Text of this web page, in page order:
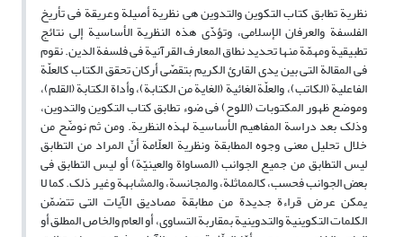
نظریة تطابق کتاب التکوین والتدوین هی نظریة أصیلة وعریقة فی تأریخ
الفلسفة والعرفان الإسلامی، وتؤدّی هذه النظریة الأساسیة إلى نتائج
تطبیقیة ومهمّة منها تحدید نطاق المعارف القرآنیة فی فلسفة الدین. نقوم
فی المقالة التی بین یدی القارئ الکریم بتقصّی أرکان تحقق الکتاب کالعلّة
الفاعلیة (الکاتب)، والعلّة الغائیة (الغایة من الکتابة)، وأداة الکتابة (القلم)،
وموضع ظهور المکتوبات (اللوح) فی ضوء تطابق کتاب التکوین والتدوین،
وذلک بعد دراسة المفاهیم الأساسیة لهذه النظریة. ومن ثم نوضّح من
خلال تحلیل معنى وجوه المطابقة ونظریة العلّامة أنّ المراد من التطابق
لیس التطابق من جمیع الجوانب (المساواة والعینیّة) أو لیس التطابق فی
بعض الجوانب فحسب، کالمماثلة، والمجانسة، والمشابهة وغیر ذلک. کما لا
یمکن عرض قراءة جدیدة من مطابقة مصادیق الآیات التی تتضمّن
الکلمات التکوینیة والتدوینیة بمقاربة التساوی، أو العام والخاص المطلق أو